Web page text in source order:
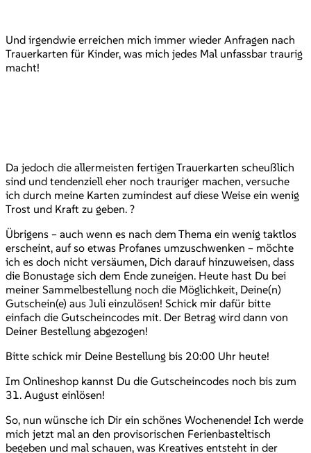
Und irgendwie erreichen mich immer wieder Anfragen nach
Trauerkarten für Kinder, was mich jedes Mal unfassbar traurig
macht!
Da jedoch die allermeisten fertigen Trauerkarten scheußlich
sind und tendenziell eher noch trauriger machen, versuche
ich durch meine Karten zumindest auf diese Weise ein wenig
Trost und Kraft zu geben. ?
Übrigens – auch wenn es nach dem Thema ein wenig taktlos
erscheint, auf so etwas Profanes umzuschwenken – möchte
ich es doch nicht versäumen, Dich darauf hinzuweisen, dass
die Bonustage sich dem Ende zuneigen. Heute hast Du bei
meiner Sammelbestellung noch die Möglichkeit, Deine(n)
Gutschein(e) aus Juli einzulösen! Schick mir dafür bitte
einfach die Gutscheincodes mit. Der Betrag wird dann von
Deiner Bestellung abgezogen!
Bitte schick mir Deine Bestellung bis 20:00 Uhr heute!
Im Onlineshop kannst Du die Gutscheincodes noch bis zum
31. August einlösen!
So, nun wünsche ich Dir ein schönes Wochenende! Ich werde
mich jetzt mal an den provisorischen Ferienbasteltisch
begeben und mal schauen, was Kreatives entsteht in der